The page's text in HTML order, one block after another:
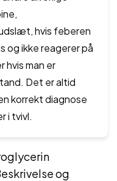
hvis feberen
og ikke reagerer på
hvis man er
Det er altid
korrekt diagnose
i tvivl.
og